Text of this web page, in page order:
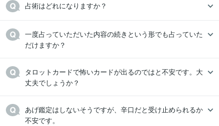
占術はどれになりますか？
一度占っていただいた内容の続きという形でも占っていた
だけますか？
タロットカードで怖いカードが出るのではと不安です。大
丈夫でしょうか？
あげ鑑定はしないそうですが、辛口だと受け止められるか
不安です。